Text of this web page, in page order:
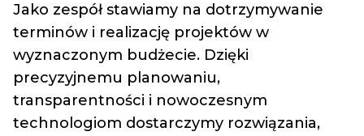
Jako zespół stawiamy na dotrzymywanie
terminów i realizację projektów w
wyznaczonym budżecie. Dzięki
precyzyjnemu planowaniu,
transparentności i nowoczesnym
technologiom dostarczymy rozwiązania,